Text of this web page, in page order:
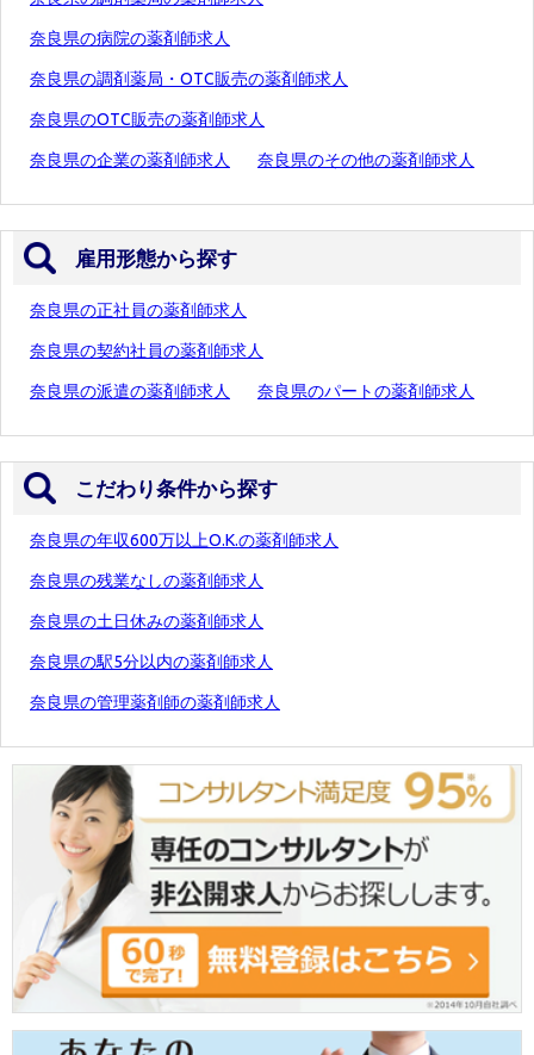
奈良県の病院の薬剤師求人
奈良県の調剤薬局・OTC販売の薬剤師求人
奈良県のOTC販売の薬剤師求人
奈良県の企業の薬剤師求人 奈良県のその他の薬剤師求人
雇用形態から探す
奈良県の正社員の薬剤師求人
奈良県の契約社員の薬剤師求人
奈良県の派遣の薬剤師求人 奈良県のパートの薬剤師求人
こだわり条件から探す
奈良県の年収600万以上O.K.の薬剤師求人
奈良県の残業なしの薬剤師求人
奈良県の土日休みの薬剤師求人
奈良県の駅5分以内の薬剤師求人
奈良県の管理薬剤師の薬剤師求人